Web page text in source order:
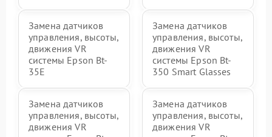
Замена датчиков
управления, высоты,
движения VR
системы Epson Bt-
35E
Замена датчиков
управления, высоты,
движения VR
системы Epson Bt-
350 Smart Glasses
Замена датчиков
управления, высоты,
движения VR
Замена датчиков
управления, высоты,
движения VR